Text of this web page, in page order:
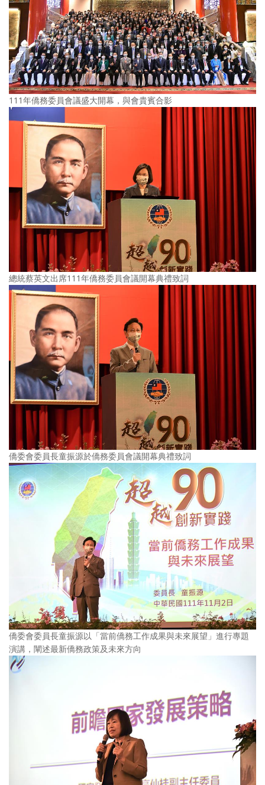
111年僑務委員會議盛大開幕，與會貴賓合影
總統蔡英文出席111年僑務委員會議開幕典禮致詞
僑委會委員長童振源於僑務委員會議開幕典禮致詞
僑委會委員長童振源以「當前僑務工作成果與未來展望」進行專題
演講，闡述最新僑務政策及未來方向